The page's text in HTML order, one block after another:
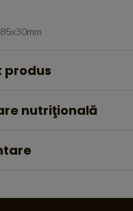
produs
nutriţională